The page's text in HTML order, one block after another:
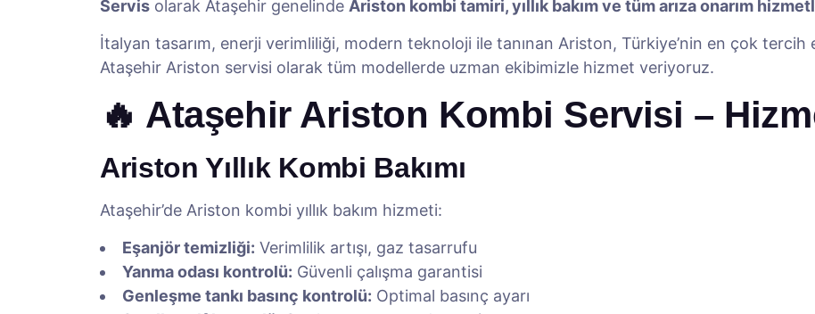
Servis olarak Ataşehir genelinde Ariston kombi tamiri, yıllık bakım ve tüm arıza onarım
İtalyan tasarım, enerji verimliliği, modern teknoloji ile tanınan Ariston, Türkiye’nin en çok tercih
Ataşehir Ariston servisi olarak tüm modellerde uzman ekibimizle hizmet veriyoruz.
🔥 Ataşehir Ariston Kombi Servisi –
Ariston Yıllık Kombi Bakımı
Ataşehir’de Ariston kombi yıllık bakım hizmeti:
Eşanjör temizliği: Verimlilik artışı, gaz tasarrufu
Yanma odası kontrolü: Güvenli çalışma garantisi
Genleşme tankı basınç kontrolü: Optimal basınç ayarı